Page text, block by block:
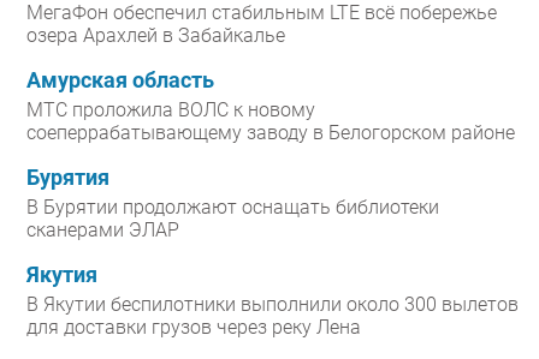
МегаФон обеспечил стабильным LTE всё побережье
озера Арахлей в Забайкалье
Амурская область
МТС проложила ВОЛС к новому
соеперрабатывающему заводу в Белогорском районе
Бурятия
В Бурятии продолжают оснащать библиотеки
сканерами ЭЛАР
Якутия
В Якутии беспилотники выполнили около 300 вылетов
для доставки грузов через реку Лена